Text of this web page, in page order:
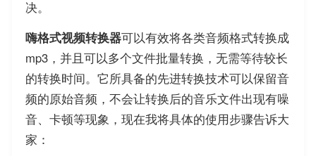
决。
嗨格式视频转换器可以有效将各类音频格式转换成
mp3，并且可以多个文件批量转换，无需等待较长
的转换时间。它所具备的先进转换技术可以保留音
频的原始音频，不会让转换后的音乐文件出现有噪
音、卡顿等现象，现在我将具体的使用步骤告诉大
家：